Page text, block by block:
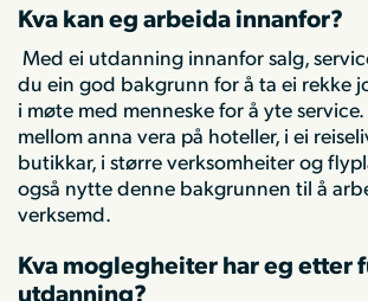
Kva kan eg arbeida innanfor?
Med ei utdanning innanfor salg,
du ein god bakgrunn for å ta ei rekke
i møte med menneske for å yte
mellom anna vera på hoteller, i ei
butikkar, i større verksomheiter og
også nytte denne bakgrunnen til å
verksemd.
Kva moglegheiter har eg etter
utdanning?